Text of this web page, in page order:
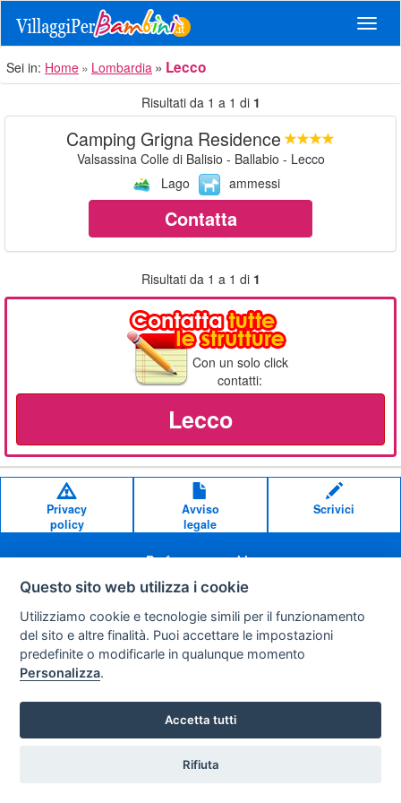
Sei in: Home Lombardia Lecco
Risultati da 1 a 1 di 1
Camping Grigna Residence
Valsassina Colle di Balisio - Ballabio - Lecco
Lago
ammessi
Contatta
Risultati da 1 a 1 di 1
Con un solo click
contatti:
Lecco
Privacy
policy
Avviso
legale
Scrivici
Preferenze cookie
Copyright © 2008
SVILUPPO TURISMO ITALIA S.r.L. unipersonale
P.IVA: 01665350433 - R.E.A. FM-195884 Via A. Costa, 2
Questo sito web utilizza i cookie
Utilizziamo cookie e tecnologie simili per il funzionamento
del sito e altre finalità. Puoi accettare le impostazioni
predefinite o modificarle in qualunque momento
Personalizza.
Accetta tutti
Rifiuta